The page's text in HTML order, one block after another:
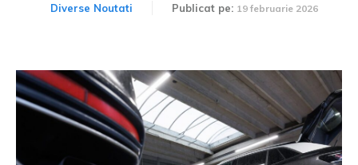
Diverse Noutati Publicat pe: 19 februarie 2026